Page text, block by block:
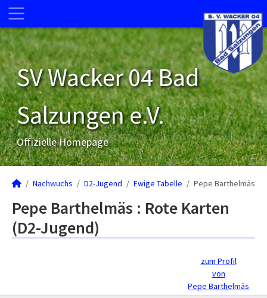
SV Wacker 04 Bad
Salzungen e.V.
Offizielle Homepage
Nachwuchs D2-Jugend Ewige Tabelle Pepe Barthelmäs
Pepe Barthelmäs : Rote Karten
(D2-Jugend)
zum Profil
von
Pepe Barthelmäs